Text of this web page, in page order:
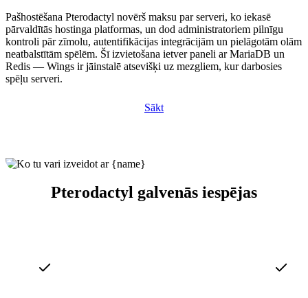
Pašhostēšana Pterodactyl novērš maksu par serveri, ko iekasē
pārvaldītās hostinga platformas, un dod administratoriem pilnīgu
kontroli pār zīmolu, autentifikācijas integrācijām un pielāgotām olām
neatbalstītām spēlēm. Šī izvietošana ietver paneli ar MariaDB un
Redis — Wings ir jāinstalē atsevišķi uz mezgliem, kur darbosies
spēļu serveri.
Sākt
Pterodactyl galvenās iespējas